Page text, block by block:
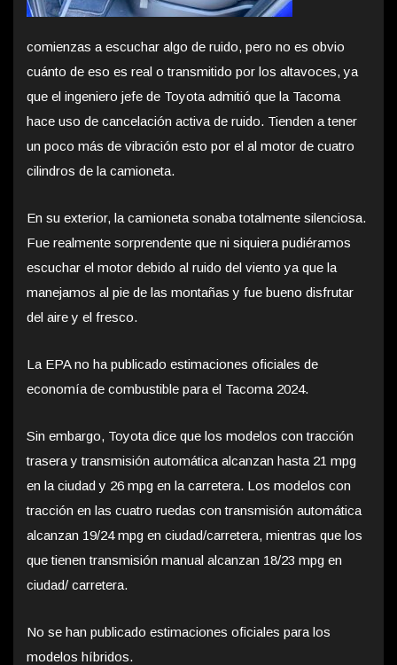
comienzas a escuchar algo de ruido, pero no es obvio
cuánto de eso es real o transmitido por los altavoces, ya
que el ingeniero jefe de Toyota admitió que la Tacoma
hace uso de cancelación activa de ruido. Tienden a tener
un poco más de vibración esto por el al motor de cuatro
cilindros de la camioneta.
En su exterior, la camioneta sonaba totalmente silenciosa.
Fue realmente sorprendente que ni siquiera pudiéramos
escuchar el motor debido al ruido del viento ya que la
manejamos al pie de las montañas y fue bueno disfrutar
del aire y el fresco.
La EPA no ha publicado estimaciones oficiales de
economía de combustible para el Tacoma 2024.
Sin embargo, Toyota dice que los modelos con tracción
trasera y transmisión automática alcanzan hasta 21 mpg
en la ciudad y 26 mpg en la carretera. Los modelos con
tracción en las cuatro ruedas con transmisión automática
alcanzan 19/24 mpg en ciudad/carretera, mientras que los
que tienen transmisión manual alcanzan 18/23 mpg en
ciudad/ carretera.
No se han publicado estimaciones oficiales para los
modelos híbridos.